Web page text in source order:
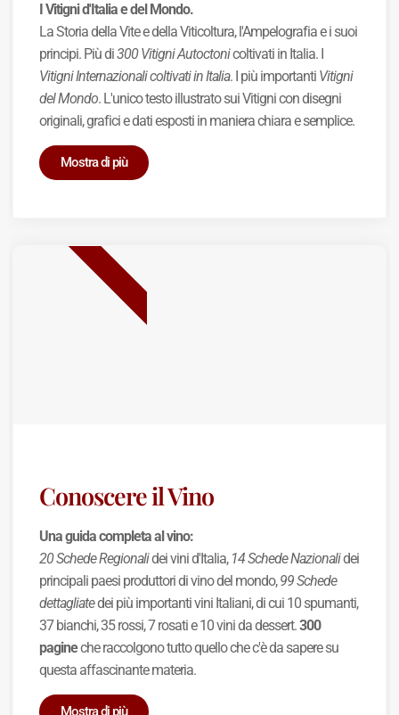
I Vitigni d'Italia e del Mondo.
La Storia della Vite e della Viticoltura, l'Ampelografia e i suoi
principi. Più di300 Vitigni Autoctonicoltivati in Italia. I
Vitigni Internazionali coltivati in Italia. I più importanti Vitigni
del Mondo. L'unico testo illustrato sui Vitigni con disegni
originali, grafici e dati esposti in maniera chiara e semplice.
Mostra di più
Conoscere il Vino
Una guida completa al vino:
20 Schede Regionalidei vini d'Italia, 14 Schede Nazionalidei
principali paesi produttori di vino del mondo,99 Schede
dettagliatedei più importanti vini Italiani, di cui 10 spumanti,
37 bianchi, 35 rossi, 7 rosati e 10 vini da dessert.300
pagineche raccolgono tutto quello che c'è da sapere su
questa affascinante materia.
Mostra di più
BEST SELLER